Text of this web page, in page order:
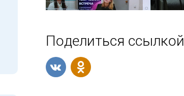
Поделиться ссылкой